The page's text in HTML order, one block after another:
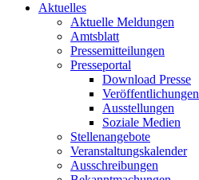
Aktuelles
Aktuelle Meldungen
Amtsblatt
Pressemitteilungen
Presseportal
Download Presse
Veröffentlichungen
Ausstellungen
Soziale Medien
Stellenangebote
Veranstaltungskalender
Ausschreibungen